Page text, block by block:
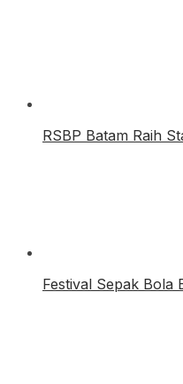
RSBP Batam Raih
Festival Sepak Bola